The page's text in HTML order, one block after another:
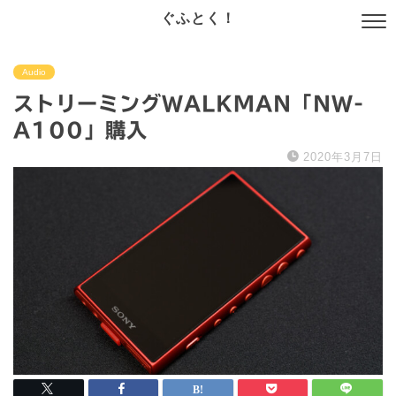
ぐふとく！
Audio
ストリーミングWALKMAN「NW-
A100」購入
2020年3月7日